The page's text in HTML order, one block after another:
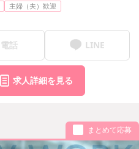
主婦（夫）歓迎
電話 LINE
求人詳細を見る
まとめて応募